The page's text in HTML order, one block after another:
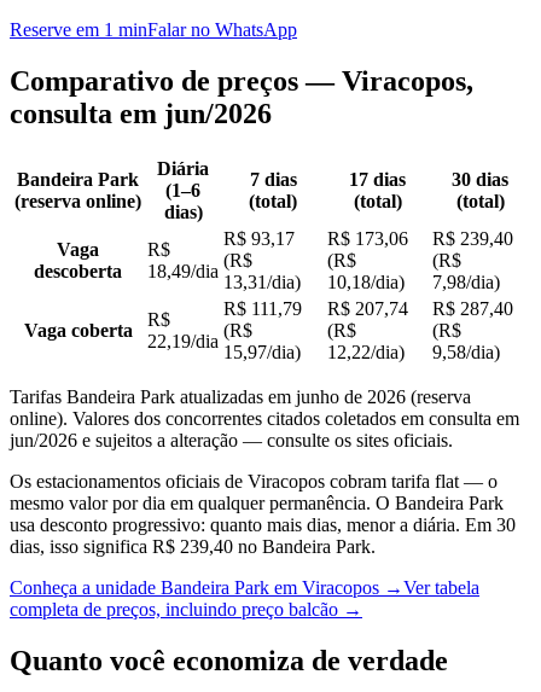
Reserve em 1 minFalar no WhatsApp
Comparativo de preços — Viracopos,
consulta em jun/2026
Bandeira Park
(reserva online)
Diária
(1–6
dias)
7 dias
(total)
17 dias
(total)
30 dias
(total)
Vaga
descoberta
R$
18,49/dia
R$ 93,17
(R$
13,31/dia)
R$ 173,06
(R$
10,18/dia)
R$ 239,40
(R$
7,98/dia)
Vaga coberta
R$
22,19/dia
R$ 111,79
(R$
15,97/dia)
R$ 207,74
(R$
12,22/dia)
R$ 287,40
(R$
9,58/dia)
Tarifas Bandeira Park atualizadas em junho de 2026 (reserva
online). Valores dos concorrentes citados coletados em consulta em
jun/2026 e sujeitos a alteração — consulte os sites oficiais.
Os estacionamentos oficiais de Viracopos cobram tarifa flat — o
mesmo valor por dia em qualquer permanência. O Bandeira Park
usa desconto progressivo: quanto mais dias, menor a diária. Em 30
dias, isso significa R$ 239,40 no Bandeira Park.
Conheça a unidade Bandeira Park em Viracopos →Ver tabela
completa de preços, incluindo preço balcão →
Quanto você economiza de verdade